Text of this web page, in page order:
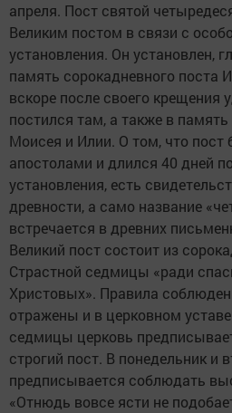
апреля. Пост святой
Великим постом в связи с
установления. Он установлен,
память сорокадневного поста
вскоре после своего крещения
постился там, а также в
Моисея и Илии. О том, что пост
апостолами и длился 40 дней
установления, есть
древности, а само название
встречается в древних
Великий пост состоит из
Страстной седмицы «ради
Христовых». Правила
отражены и в церковном
седмицы церковь
строгий пост. В понедельник и
предписывается соблюдать
«Отнюдь вовсе ясти не